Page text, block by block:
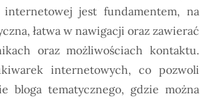
jest fundamentem, na
łatwa w nawigacji oraz zawierać
oraz możliwościach kontaktu.
internetowych, co pozwoli
bloga tematycznego, gdzie można